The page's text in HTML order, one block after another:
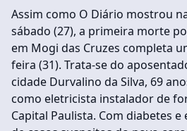
Assim como O Diário mostrou
sábado (27), a primeira morte
em Mogi das Cruzes completa
feira (31). Trata-se do
cidade Durvalino da Silva, 69
como eletricista instalador de
Capital Paulista. Com diabetes